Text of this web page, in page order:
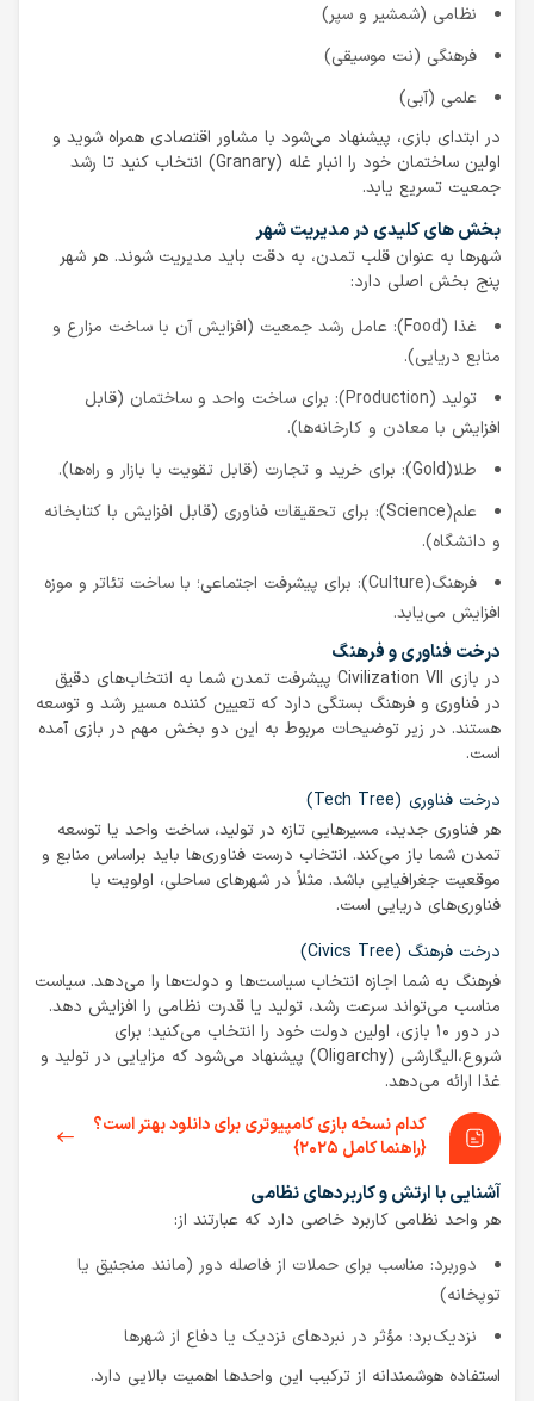
نظامی (شمشیر و سپر)
فرهنگی (نت موسیقی)
علمی (آبی)
در ابتدای بازی، پیشنهاد می‌شود با مشاور اقتصادی همراه شوید و
اولین ساختمان خود را انبار غله (Granary) انتخاب کنید تا رشد
جمعیت تسریع یابد.
بخش‌ های کلیدی در مدیریت شهر
شهرها به عنوان قلب تمدن، به دقت باید مدیریت شوند. هر شهر
پنج بخش اصلی دارد:
غذا (Food): عامل رشد جمعیت (افزایش آن با ساخت مزارع و
منابع دریایی).
تولید (Production): برای ساخت واحد و ساختمان (قابل
افزایش با معادن و کارخانه‌ها).
طلا(Gold): برای خرید و تجارت (قابل تقویت با بازار و راه‌ها).
علم(Science): برای تحقیقات فناوری (قابل افزایش با کتابخانه
و دانشگاه).
فرهنگ(Culture): برای پیشرفت اجتماعی؛ با ساخت تئاتر و موزه
افزایش می‌یابد.
درخت فناوری و فرهنگ
در بازی Civilization VII پیشرفت تمدن شما به انتخاب‌های دقیق
در فناوری و فرهنگ بستگی دارد که تعیین کننده مسیر رشد و توسعه
هستند. در زیر توضیحات مربوط به این دو بخش مهم در بازی آمده
است.
درخت فناوری (Tech Tree)
هر فناوری جدید، مسیرهایی تازه در تولید، ساخت واحد یا توسعه
تمدن شما باز می‌کند. انتخاب درست فناوری‌ها باید براساس منابع و
موقعیت جغرافیایی باشد. مثلاً در شهرهای ساحلی، اولویت با
فناوری‌های دریایی است.
درخت فرهنگ (Civics Tree)
فرهنگ به شما اجازه انتخاب سیاست‌ها و دولت‌ها را می‌دهد. سیاست
مناسب می‌تواند سرعت رشد، تولید یا قدرت نظامی را افزایش دهد.
در دور ۱۰ بازی، اولین دولت خود را انتخاب می‌کنید؛ برای
شروع،الیگارشی (Oligarchy) پیشنهاد می‌شود که مزایایی در تولید و
غذا ارائه می‌دهد.
کدام نسخه بازی کامپیوتری برای دانلود بهتر است؟
{راهنما کامل ۲۰۲۵}
آشنایی با ارتش و کاربردهای نظامی
هر واحد نظامی کاربرد خاصی دارد که عبارتند از:
دوربرد: مناسب برای حملات از فاصله دور (مانند منجنیق یا
توپخانه)
نزدیک‌برد: مؤثر در نبردهای نزدیک یا دفاع از شهرها
استفاده هوشمندانه از ترکیب این واحدها اهمیت بالایی دارد.